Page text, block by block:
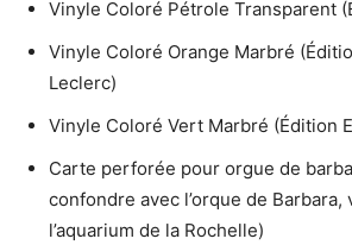
Vinyle Coloré Pétrole Transparent
Vinyle Coloré Orange Marbré
Leclerc)
Vinyle Coloré Vert Marbré (Édition
Carte perforée pour orgue de
confondre avec l’orque de Barbara,
l’aquarium de la Rochelle)